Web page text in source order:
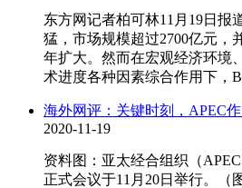
东方网记者柏可林11月19日报
猛，市场规模超过2700亿元，
年扩大。然而在宏观经济环境
术进度各种因素综合作用下，
海外网评：关键时刻，APEC
2020-11-19
资料图：亚太经合组织（
正式会议于11月20日举行。（